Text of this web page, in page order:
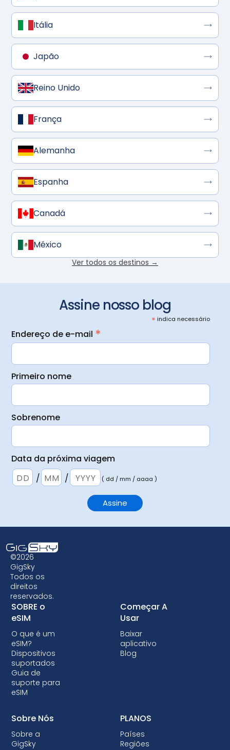
Itália
Japão
Reino Unido
França
Alemanha
Espanha
Canadá
México
Ver todos os destinos →
Assine nosso blog
* indica necessário
Endereço de e-mail *
Primeiro nome
Sobrenome
Data da próxima viagem
/
/ ( dd / mm / aaaa )
©2026
GigSky
Todos os
direitos
reservados.
SOBRE o
eSIM
O que é um
eSIM?
Dispositivos
suportados
Guia de
suporte para
eSIM
Começar A
Usar
Baixar
aplicativo
Blog
Sobre Nós
Sobre a
GigSky
PLANOS
Países
Regiões